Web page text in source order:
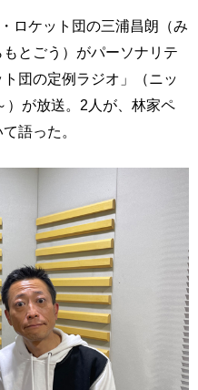
ロケット団の三浦昌朗（み
とごう）がパーソナリテ
団の定例ラジオ」（ニッ
）が放送。2人が、林家ペ
語った。